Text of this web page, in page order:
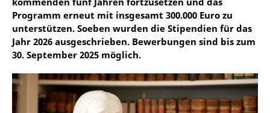
Programm erneut mit insgesamt 300.000 Euro zu
unterstützen. Soeben wurden die Stipendien für das
Jahr 2026 ausgeschrieben. Bewerbungen sind bis zum
30. September 2025 möglich.